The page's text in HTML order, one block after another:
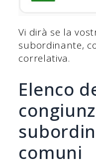
Vi dirà se la
subordinante,
correlativa.
Elenco
comuni